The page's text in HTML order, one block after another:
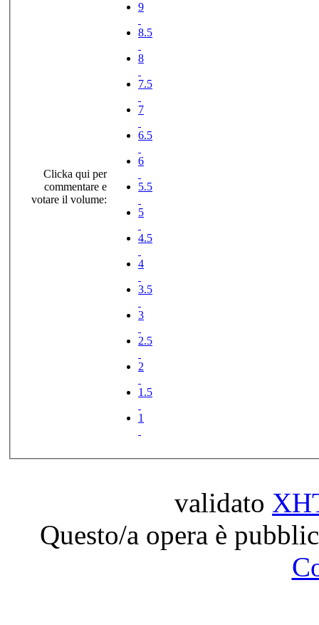
Clicka qui per
commentare e
votare il volume:
9
8.5
8
7.5
7
6.5
6
5.5
5
4.5
4
3.5
3
2.5
2
1.5
1
validato
Questo/a opera è